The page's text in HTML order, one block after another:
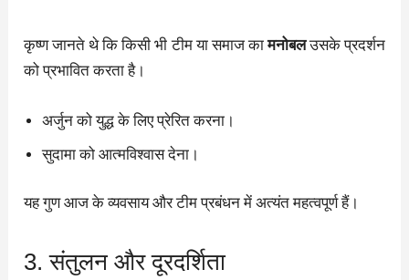
कृष्ण जानते थे कि किसी भी टीम या समाज कामनोबलउसके प्रदर्शन
को प्रभावित करता है।
अर्जुन को युद्ध के लिए प्रेरित करना।
सुदामा को आत्मविश्वास देना।
यह गुण आज के व्यवसाय और टीम प्रबंधन में अत्यंत महत्वपूर्ण हैं।
3. संतुलन और दूरदर्शिता